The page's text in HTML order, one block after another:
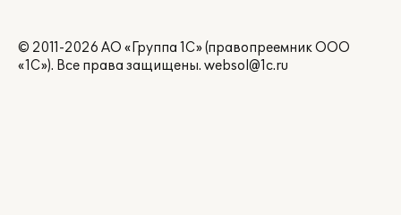
© 2011-2026 АО «Группа 1С» (правопреемник ООО
«1С»). Все права защищены. websol@1c.ru